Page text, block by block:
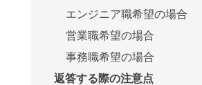
エンジニア職希望の場合
営業職希望の場合
事務職希望の場合
返答する際の注意点